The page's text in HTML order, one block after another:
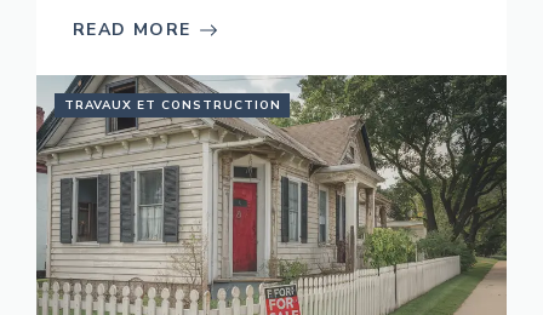
READ MORE
TRAVAUX ET CONSTRUCTION